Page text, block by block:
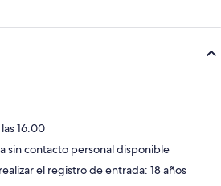
16:00
sin contacto personal disponible
el registro de entrada: 18 años